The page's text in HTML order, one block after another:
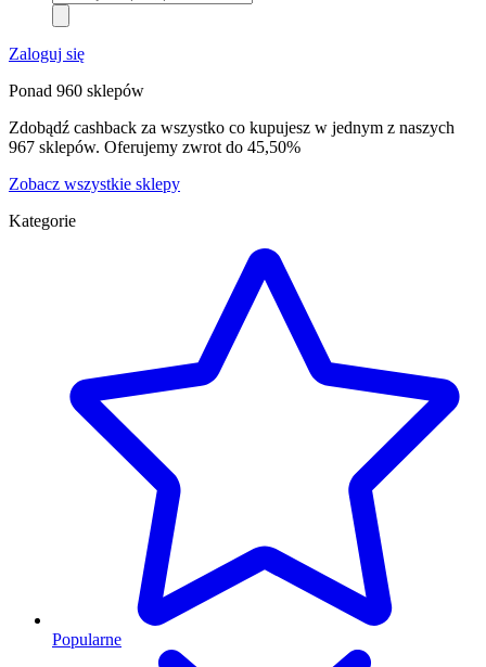
sklepów,
produktów
i
kategorii
Zaloguj się
Ponad 960 sklepów
Zdobądź cashback za wszystko co kupujesz w jednym z naszych
967 sklepów. Oferujemy zwrot do 45,50%
Zobacz wszystkie sklepy
Kategorie
Popularne